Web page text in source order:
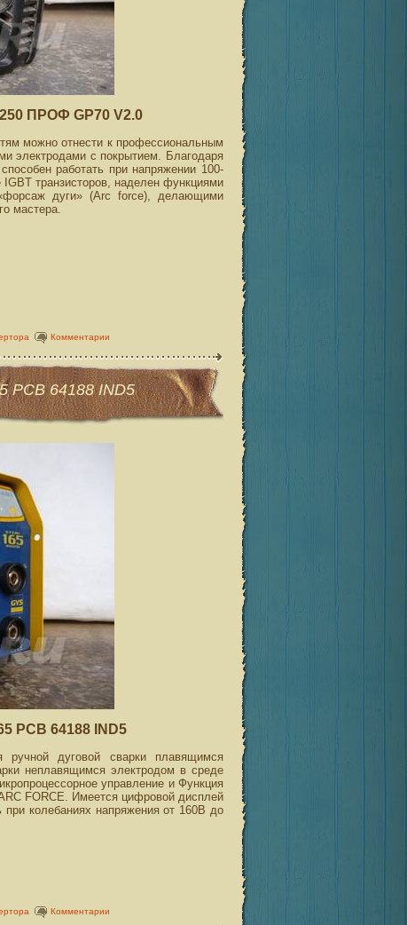
ПРОФ GP70 V2.0
можно отнести к профессиональным
электродами с покрытием. Благодаря
работать при напряжении 100-
IGBT транзисторов, наделен функциями
дуги» (Arc force), делающими
мастера.
Комментарии
PCB 64188 IND5
PCB 64188 IND5
ручной дуговой сварки плавящимся
неплавящимся электродом в среде
управление и Функция
FORCE. Имеется цифровой дисплей
при колебаниях напряжения от 160В до
Комментарии